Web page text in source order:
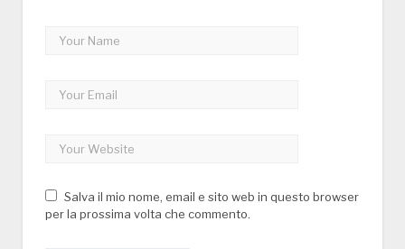
Salva il mio nome, email e sito web in questo browser
per la prossima volta che commento.